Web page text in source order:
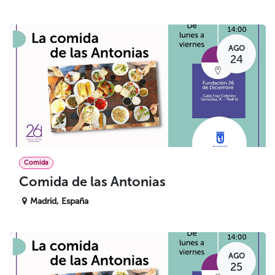
AGO
24
Comida
Comida de las Antonias
Madrid, España
AGO
25